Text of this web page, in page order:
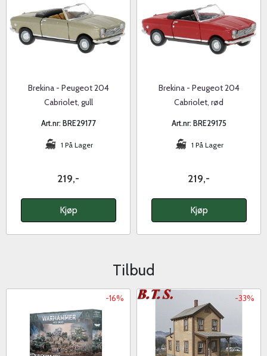
Brekina - Peugeot 204
Cabriolet, gull
Art.nr: BRE29177
1 På Lager
219,-
Kjøp
Brekina - Peugeot 204
Cabriolet, rød
Art.nr: BRE29175
1 På Lager
219,-
Kjøp
Tilbud
-16% -33%